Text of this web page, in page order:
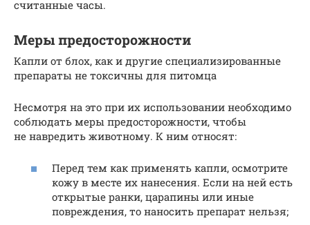
считанные часы.
Меры предосторожности
Капли от блох, как и другие специализированные
препараты не токсичны для питомца
Несмотря на это при их использовании необходимо
соблюдать меры предосторожности, чтобы
не навредить животному. К ним относят:
Перед тем как применять капли, осмотрите
кожу в месте их нанесения. Если на ней есть
открытые ранки, царапины или иные
повреждения, то наносить препарат нельзя;